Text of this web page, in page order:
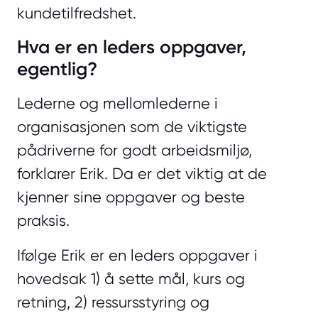
kundetilfredshet.
Hva er en leders oppgaver,
egentlig?
Lederne og mellomlederne i
organisasjonen som de viktigste
pådriverne for godt arbeidsmiljø,
forklarer Erik. Da er det viktig at de
kjenner sine oppgaver og beste
praksis.
Ifølge Erik er en leders oppgaver i
hovedsak 1) å sette mål, kurs og
retning, 2) ressursstyring og